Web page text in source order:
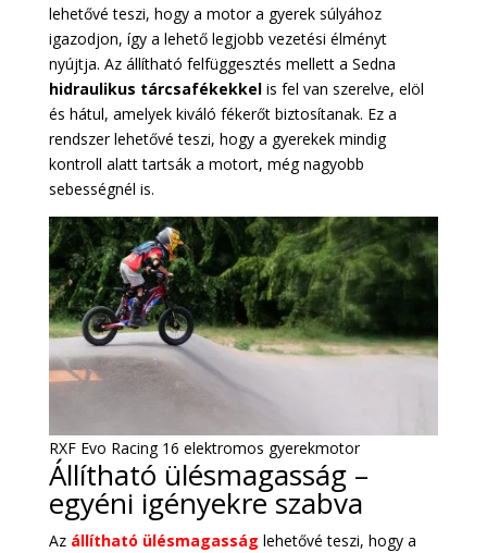
lehetővé teszi, hogy a motor a gyerek súlyához
igazodjon, így a lehető legjobb vezetési élményt
nyújtja. Az állítható felfüggesztés mellett a Sedna
hidraulikus tárcsafékekkelis fel van szerelve, elöl
és hátul, amelyek kiváló fékerőt biztosítanak. Ez a
rendszer lehetővé teszi, hogy a gyerekek mindig
kontroll alatt tartsák a motort, még nagyobb
sebességnél is.
RXF Evo Racing 16 elektromos gyerekmotor
Állítható ülésmagasság –
egyéni igényekre szabva
Az állítható ülésmagasság lehetővé teszi, hogy a